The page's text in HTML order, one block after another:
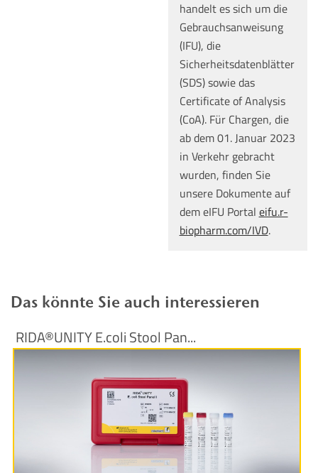
handelt es sich um die
Gebrauchsanweisung
(IFU), die
Sicherheitsdatenblätter
(SDS) sowie das
Certificate of Analysis
(CoA). Für Chargen, die
ab dem 01. Januar 2023
in Verkehr gebracht
wurden, finden Sie
unsere Dokumente auf
dem eIFU Portal eifu.r-
biopharm.com/IVD.
Das könnte Sie auch interessieren
RIDA®UNITY E.coli Stool Pan...
Produktinformationen